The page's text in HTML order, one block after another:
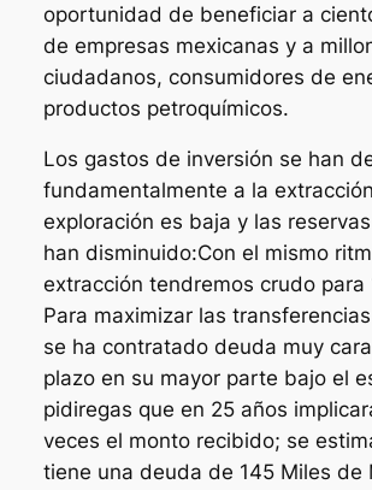
oportunidad de beneficiar a
de empresas mexicanas y a
ciudadanos, consumidores de
productos petroquímicos.
Los gastos de inversión se han
fundamentalmente a la
exploración es baja y las
han disminuido:Con el mismo
extracción tendremos crudo para
Para maximizar las
se ha contratado deuda muy
plazo en su mayor parte bajo el
pidiregas que en 25 años
veces el monto recibido; se
tiene una deuda de 145 Miles de